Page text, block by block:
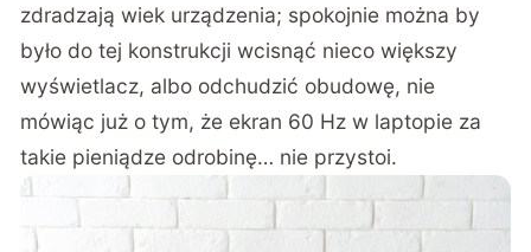
zdradzają wiek urządzenia; spokojnie można by
było do tej konstrukcji wcisnąć nieco większy
wyświetlacz, albo odchudzić obudowę, nie
mówiąc już o tym, że ekran 60 Hz w laptopie za
takie pieniądze odrobinę… nie przystoi.